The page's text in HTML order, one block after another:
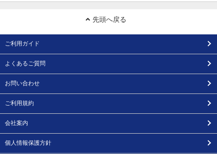
先頭へ戻る
ご利用ガイド
よくあるご質問
お問い合わせ
ご利用規約
会社案内
個人情報保護方針